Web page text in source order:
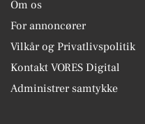
Om os
For annoncører
Vilkår og Privatlivspolitik
Kontakt VORES Digital
Administrer samtykke